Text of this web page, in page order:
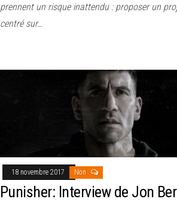
prennent un risque inattendu : proposer un
centré sur…
18 novembre 2017 Non
Punisher: Interview de Jon